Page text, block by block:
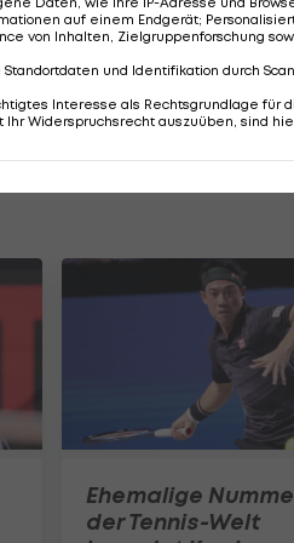
Ehemalige
der Tennis-Welt
auf einem Endgerät;
von Inhalten, Zielgruppenforschung
Standortdaten und Identifikation durch
Interesse als Rechtsgrundlage für
Widerspruchsrecht auszuüben, sind